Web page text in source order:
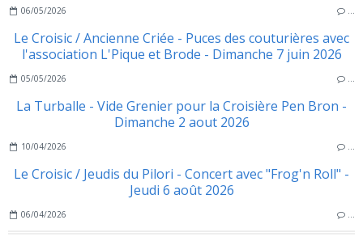
06/05/2026 …
Le Croisic / Ancienne Criée - Puces des couturières avec
l'association L'Pique et Brode - Dimanche 7 juin 2026
05/05/2026 …
La Turballe - Vide Grenier pour la Croisière Pen Bron -
Dimanche 2 aout 2026
10/04/2026 …
Le Croisic / Jeudis du Pilori - Concert avec "Frog'n Roll" -
Jeudi 6 août 2026
06/04/2026 …